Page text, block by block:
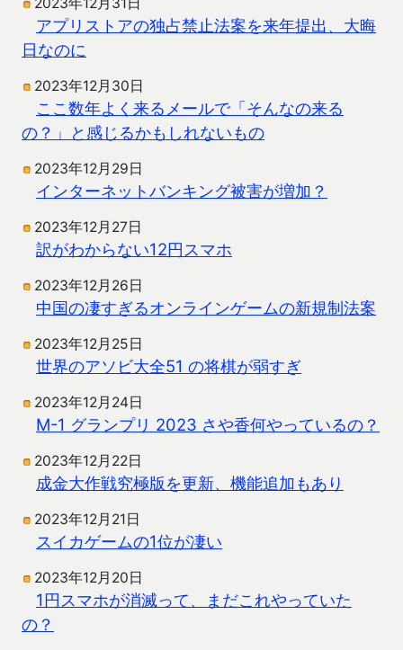
2023年12月31日
アプリストアの独占禁止法案を来年提出、大晦
日なのに
2023年12月30日
ここ数年よく来るメールで「そんなの来る
の？」と感じるかもしれないもの
2023年12月29日
インターネットバンキング被害が増加？
2023年12月27日
訳がわからない12円スマホ
2023年12月26日
中国の凄すぎるオンラインゲームの新規制法案
2023年12月25日
世界のアソビ大全51 の将棋が弱すぎ
2023年12月24日
M-1 グランプリ 2023 さや香何やっているの？
2023年12月22日
成金大作戦究極版を更新、機能追加もあり
2023年12月21日
スイカゲームの1位が凄い
2023年12月20日
1円スマホが消滅って、まだこれやっていた
の？